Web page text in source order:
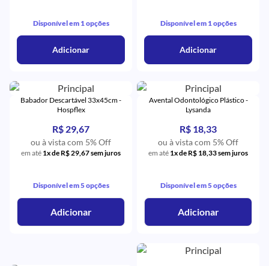
Disponível em 1 opções
Adicionar
Disponível em 1 opções
Adicionar
Babador Descartável 33x45cm -
Hospflex
R$ 29,67
ou à vista com 5% Off
em até 1x de R$ 29,67 sem juros
Disponível em 5 opções
Adicionar
Avental Odontológico Plástico -
Lysanda
R$ 18,33
ou à vista com 5% Off
em até 1x de R$ 18,33 sem juros
Disponível em 5 opções
Adicionar